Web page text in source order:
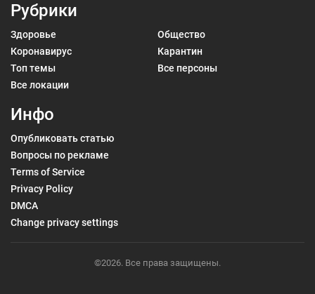
Рубрики
Здоровье
Общество
Коронавирус
Карантин
Топ темы
Все персоны
Все локации
Инфо
Опубликовать статью
Вопросы по рекламе
Terms of Service
Privacy Policy
DMCA
Change privacy settings
©2026. Все права защищены.